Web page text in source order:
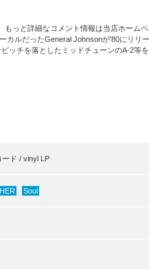
もっと詳細なコメント情報は当店ホーム
カルだったGeneral Johnsonが'80にリリ
ッチを落としたミッドチューンのA-2等
ード / vinyl LP
Soul